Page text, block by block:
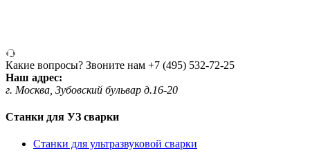
Какие вопросы? Звоните нам +7 (495) 532-72-25
Наш адрес:
г. Москва, Зубовский бульвар д.16-20
Станки для УЗ сварки
Станки для ультразвуковой сварки